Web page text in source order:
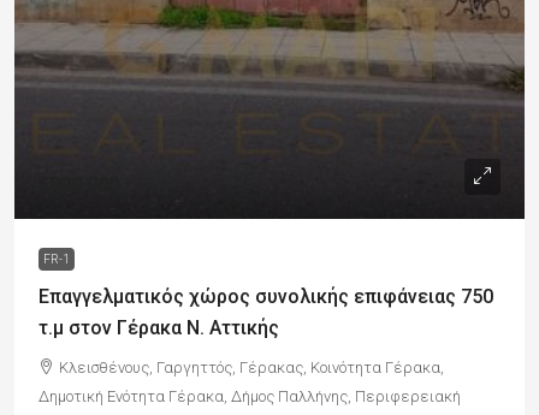
FR-1
Επαγγελματικός χώρος συνολικής επιφάνειας 750
τ.μ στον Γέρακα Ν. Αττικής
Κλεισθένους, Γαργηττός, Γέρακας, Κοινότητα Γέρακα,
Δημοτική Ενότητα Γέρακα, Δήμος Παλλήνης, Περιφερειακή